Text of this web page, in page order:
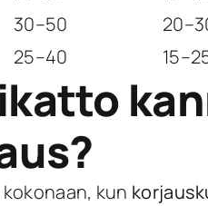
30–50
25–40
kun